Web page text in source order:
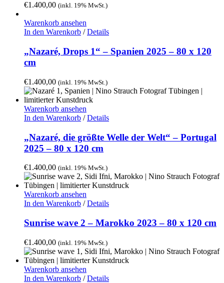
€1.400,00 (inkl. 19% MwSt.)
Warenkorb ansehen
In den Warenkorb / Details
„Nazaré, Drops 1“ – Spanien 2025 – 80 x 120
cm
€1.400,00 (inkl. 19% MwSt.)
Warenkorb ansehen
In den Warenkorb / Details
„Nazaré, die größte Welle der Welt“ – Portugal
2025 – 80 x 120 cm
€1.400,00 (inkl. 19% MwSt.)
Warenkorb ansehen
In den Warenkorb / Details
Sunrise wave 2 – Marokko 2023 – 80 x 120 cm
€1.400,00 (inkl. 19% MwSt.)
Warenkorb ansehen
In den Warenkorb / Details